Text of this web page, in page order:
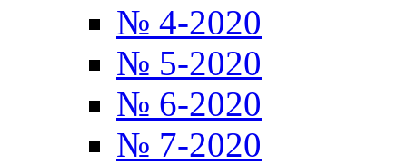
№ 4-2020
№ 5-2020
№ 6-2020
№ 7-2020